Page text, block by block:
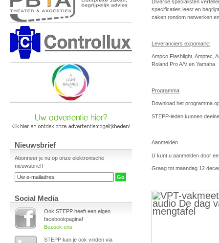
Nieuwsbrief
Abonneer je nu op onze elektronische
nieuwsbrief!
Social Media
Ook STEPP heeft een eigen
facebookpagina!
Bezoek ons
STEPP kan je ook vinden via
Diverse specialisten
specificaties leest en
zaken rondom netwerken
Leveranciers expomarkt
Ampco Flashlight, Amptec,
Roland Pro A/V en Yamaha
Programma
Download het programma
STEPP-leden kunnen
Aanmelden
U kunt u aanmelden door
Graag tot maandag 12